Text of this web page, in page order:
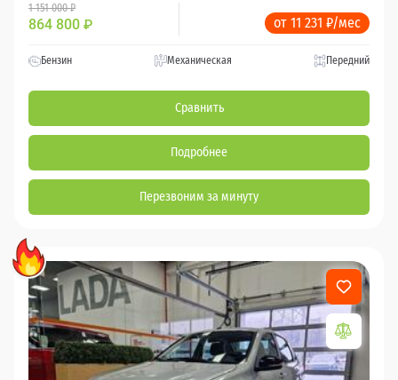
1 151 000 ₽
864 800 ₽ от 11 231 ₽/мес
Бензин Механическая Передний
Сравнить
Подробнее
Перезвоним за минуту